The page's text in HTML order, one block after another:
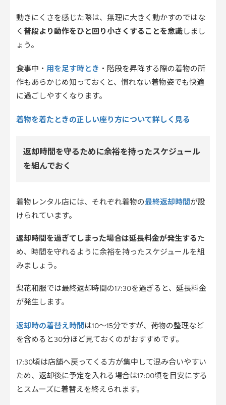
動きにくさを感じた際は、無理に大きく動かすのではな
く普段より動作をひと回り小さくすることを意識しまし
ょう。
食事中・ 用を足す時とき ・階段を昇降する際の着物の所
作もあらかじめ知っておくと、慣れない着物姿でも快適
に過ごしやすくなります。
着物を着たときの正しい座り方について詳しく見る
返却時間を守るために余裕を持ったスケジュール
を組んでおく
着物レンタル店には、それぞれ着物の最終返却時間が設
けられています。
返却時間を過ぎてしまった場合は延長料金が発生するた
め、時間を守れるように余裕を持ったスケジュールを組
みましょう。
梨花和服では最終返却時間の17:30を過ぎると、延長料金
が発生します。
返却時の着替え時間は10～15分ですが、荷物の整理など
を含めると30分ほど見ておくのがおすすめです。
17:30頃は店舗へ戻ってくる方が集中して混み合いやすい
ため、返却後に予定を入れる場合は17:00頃を目安にする
とスムーズに着替えを終えられます。